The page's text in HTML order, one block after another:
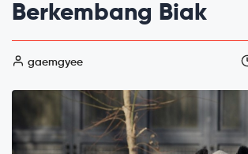
Berkembang Biak
gaemgyee